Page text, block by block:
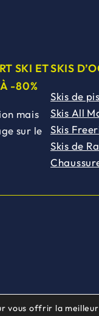
SKI ET
-80%
mais
sur le
SKIS
Skis de
Skis All
Skis
Skis de
vous offrir la